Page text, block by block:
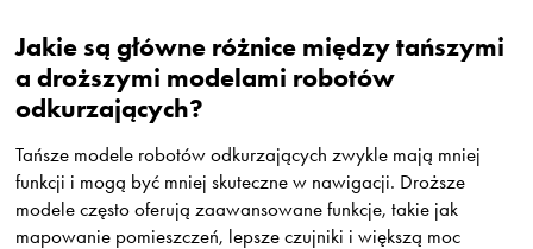
Jakie są główne różnice między tańszymi
a droższymi modelami robotów
odkurzających?
Tańsze modele robotów odkurzających zwykle mają mniej
funkcji i mogą być mniej skuteczne w nawigacji. Droższe
modele często oferują zaawansowane funkcje, takie jak
mapowanie pomieszczeń, lepsze czujniki i większą moc